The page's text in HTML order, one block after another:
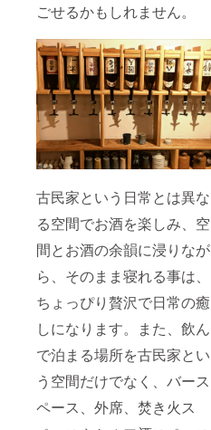
ごせるかもしれません。
古民家という日常とは異な
る空間でお酒を楽しみ、空
間とお酒の余韻に浸りなが
ら、そのまま寝れる事は、
ちょっぴり贅沢で日常の癒
しになります。また、飲ん
で泊まる場所を古民家とい
う空間だけでなく、バース
ペース、外席、焚き火ス